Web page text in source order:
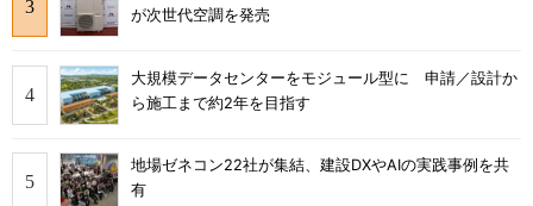
が次世代空調を発売
大規模データセンターをモジュール型に 申請／設計か
ら施工まで約2年を目指す
地場ゼネコン22社が集結、建設DXやAIの実践事例を共
有